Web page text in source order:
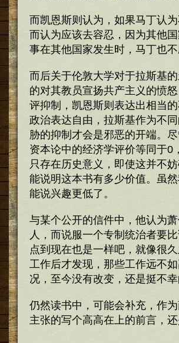
而凯恩斯则认为，如果马丁认
而认为应该去容忍，因为其他
事在其他国家发生时，马丁也
而后关于伦敦大学对于拉斯基
的对其教员宣扬共产主义的愤
评抑制，凯恩斯则表达出相当
政治表达自由，拉斯基作为不
胁的抑制才会是邪恶的开端。
资本论中的经济学评价等同于0
只存在历史意义，即使这并不
能说明这本书有多少价值。虽
能说兴趣更低了。
与某个公开的信件中，他认为
人，而说服一个专制统治者要
点到现在也是一样吧，就像很
工作后才发现，那些工作远不
况，至今没有改变，还是挺不幸
仍然读书中，可能会补充，作
主张的写个高高在上的前言，还